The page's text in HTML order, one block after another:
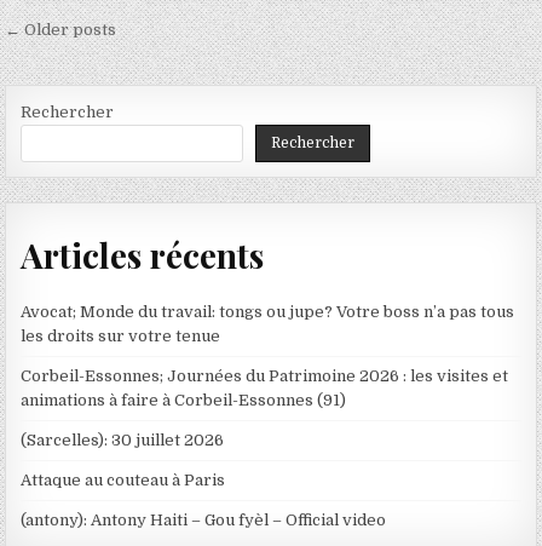
Navigation
des
articles
← Older posts
Rechercher
Rechercher
Articles récents
Avocat; Monde du travail: tongs ou jupe? Votre boss n’a pas tous
les droits sur votre tenue
Corbeil-Essonnes; Journées du Patrimoine 2026 : les visites et
animations à faire à Corbeil-Essonnes (91)
(Sarcelles): 30 juillet 2026
Attaque au couteau à Paris
(antony): Antony Haiti – Gou fyèl – Official video